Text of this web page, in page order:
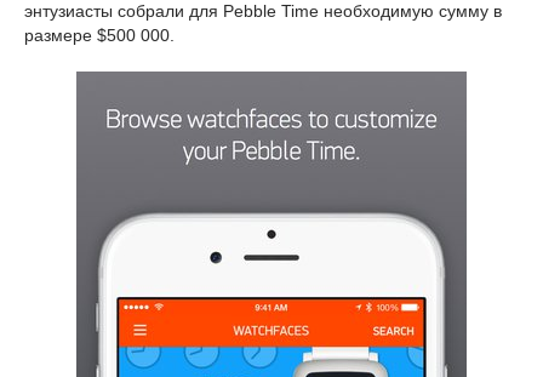
энтузиасты собрали для Pebble Time необходимую сумму в
размере $500 000.